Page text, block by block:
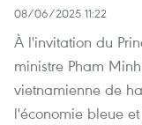
08/06/2025 11:22
À l'invitation du
ministre Pham
vietnamienne de
l'économie bleue